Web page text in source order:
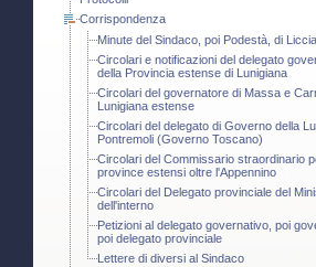
Corrispondenza
Minute del Sindaco, poi Podestà, di
Circolari e notificazioni del delegato
della Provincia estense di Lunigiana
Circolari del governatore di Massa e
Lunigiana estense
Circolari del delegato di Governo della
Pontremoli (Governo Toscano)
Circolari del Commissario straordinario
province estensi oltre l'Appennino
Circolari del Delegato provinciale del
dell'interno
Petizioni al delegato governativo, poi
poi delegato provinciale
Lettere di diversi al Sindaco